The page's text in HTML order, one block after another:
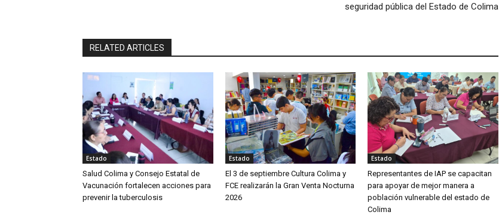
seguridad pública del Estado de Colima
RELATED ARTICLES
Estado
Salud Colima y Consejo Estatal de
Vacunación fortalecen acciones para
prevenir la tuberculosis
Estado
El 3 de septiembre Cultura Colima y
FCE realizarán la Gran Venta Nocturna
2026
Estado
Representantes de IAP se capacitan
para apoyar de mejor manera a
población vulnerable del estado de
Colima